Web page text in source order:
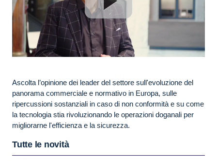
Ascolta l’opinione dei leader del settore sull'evoluzione del
panorama commerciale e normativo in Europa, sulle
ripercussioni sostanziali in caso di non conformità e su come
la tecnologia stia rivoluzionando le operazioni doganali per
migliorarne l'efficienza e la sicurezza.
Tutte le novità